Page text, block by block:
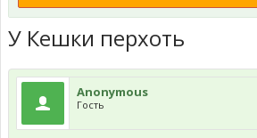
У Кешки перхоть
Anonymous
Гость